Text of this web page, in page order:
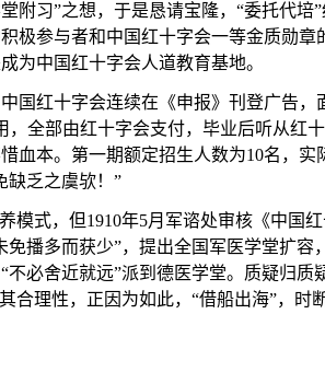
附习”之想，于是恳请宝隆，“委托代培
极参与者和中国红十字会一等金质勋章
为中国红十字会人道教育基地。
中国红十字会连续在《申报》刊登广告
，全部由红十字会支付，毕业后听从红
血本。第一期额定招生人数为10名，实
缺乏之虞欤！”
模式，但1910年5月军谘处审核《中国
免播多而获少”，提出全国军医学堂扩容
不必舍近就远”派到德医学堂。质疑归质
合理性，正因为如此，“借船出海”，时